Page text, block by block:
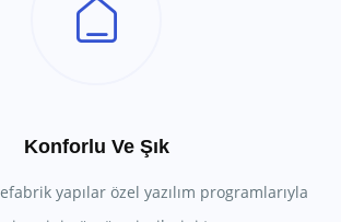
Konforlu Ve Şık
yapılar özel yazılım programlarıyla